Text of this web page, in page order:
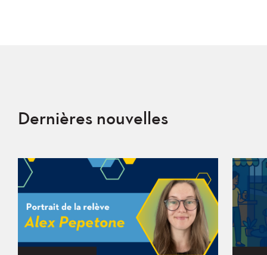
Dernières nouvelles